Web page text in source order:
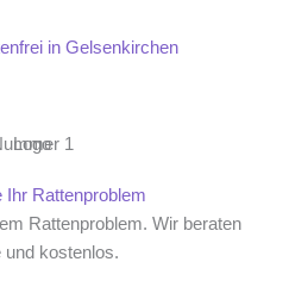
in Gelsenkirchen
Ihr Rattenproblem
Rattenproblem. Wir beraten
und kostenlos.